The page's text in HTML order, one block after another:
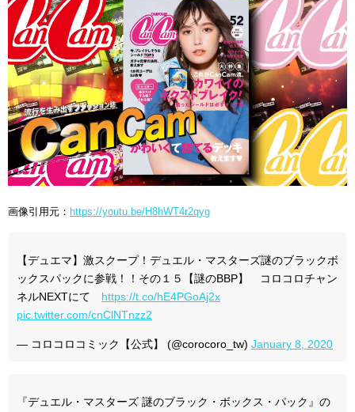
画像引用元： https://youtu.be/H8hWT4r2qyg
【デュエマ】激スクープ！デュエル・マスターズ謎のブラックボ
ックスパックに参戦！！その１５【謎のBBP】 コロコロチャン
ネルNEXTにて https://t.co/hE4PGoAj2x
pic.twitter.com/cnClNTnzz2
— コロコロコミック【公式】 (@corocoro_tw) January 8, 2020
『デュエル・マスターズ 謎のブラック・ボックス・パック』の